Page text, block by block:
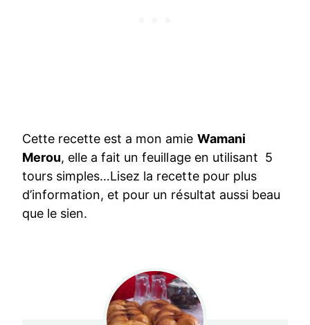
Cette recette est a mon amie Wamani
Merou, elle a fait un feuillage en utilisant 5
tours simples…Lisez la recette pour plus
d’information, et pour un résultat aussi beau
que le sien.